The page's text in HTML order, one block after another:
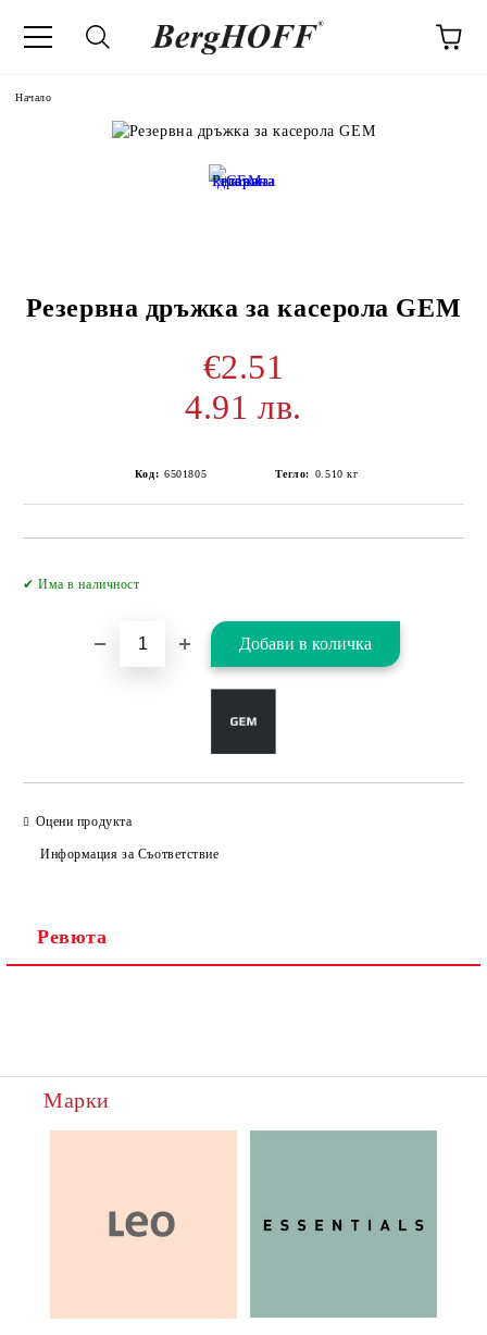
Начало
Резервна дръжка за касерола GEM
€2.51
4.91 лв.
Код: 6501805 Тегло: 0.510 кг
✔ Има в наличност
Оцени продукта
Информация за Съответствие
Ревюта
Марки